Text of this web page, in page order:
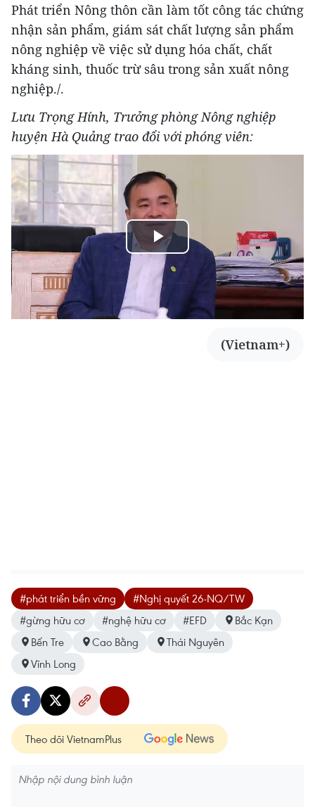
Phát triển Nông thôn cần làm tốt công tác chứng
nhận sản phẩm, giám sát chất lượng sản phẩm
nông nghiệp về việc sử dụng hóa chất, chất
kháng sinh, thuốc trừ sâu trong sản xuất nông
nghiệp./.
Lưu Trọng Hính, Trưởng phòng Nông nghiệp
huyện Hà Quảng trao đổi với phóng viên:
Play
Video
(Vietnam+)
#phát triển bền vững
#Nghị quyết 26-NQ/TW
#gừng hữu cơ
#nghệ hữu cơ #EFD
Bắc Kạn
Bến Tre
Cao Bằng
Thái Nguyên
Vĩnh Long
Theo dõi VietnamPlus